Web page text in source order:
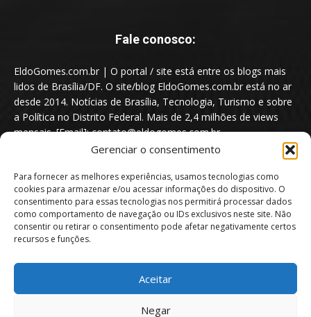
Gerenciar o consentimento
Para fornecer as melhores experiências, usamos tecnologias como
cookies para armazenar e/ou acessar informações do dispositivo. O
consentimento para essas tecnologias nos permitirá processar dados
como comportamento de navegação ou IDs exclusivos neste site. Não
consentir ou retirar o consentimento pode afetar negativamente certos
recursos e funções.
Aceitar
Negar
Fale conosco:
EldoGomes.com.br | O portal / site está entre os blogs mais
lidos de Brasília/DF. O site/blog EldoGomes.com.br está no ar
desde 2014. Notícias de Brasília, Tecnologia, Turismo e sobre
a Política no Distrito Federal. Mais de 2,4 milhões de views
mensais. [Email]: contato@eldogomes.com.br
Portal EldoGomes.com.br | Entre os Blogs mais lidos de Brasília/DF. |